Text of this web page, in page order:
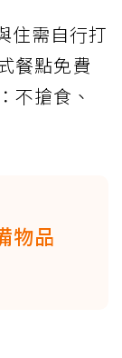
住需自行打
餐點免費
不搶食、
物品